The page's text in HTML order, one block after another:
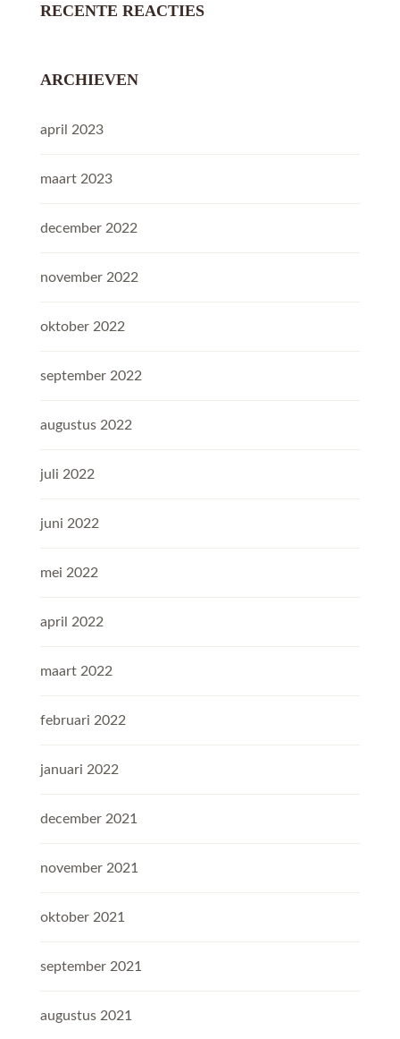
RECENTE REACTIES
ARCHIEVEN
april 2023
maart 2023
december 2022
november 2022
oktober 2022
september 2022
augustus 2022
juli 2022
juni 2022
mei 2022
april 2022
maart 2022
februari 2022
januari 2022
december 2021
november 2021
oktober 2021
september 2021
augustus 2021